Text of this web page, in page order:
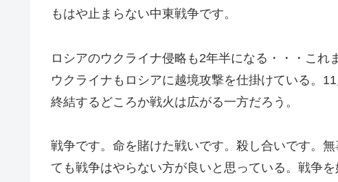
もはや止まらない中東戦争です。
ロシアのウクライナ侵略も2年半になる・・・これ
ウクライナもロシアに越境攻撃を仕掛けている。
終結するどころか戦火は広がる一方だろう。
戦争です。命を賭けた戦いです。殺し合いです。
ても戦争はやらない方が良いと思っている。戦争